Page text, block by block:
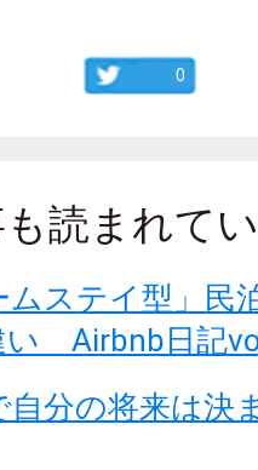
0
読まれて
ムステイ型」民
い Airbnb日記
分の将来は決